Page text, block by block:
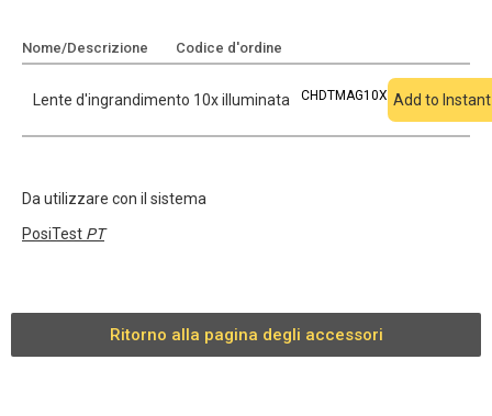
Nome/Descrizione Codice d'ordine
Lente d'ingrandimento 10x illuminata CHDTMAG10X Add to
Da utilizzare con il sistema
PosiTest PT
Ritorno alla pagina degli accessori